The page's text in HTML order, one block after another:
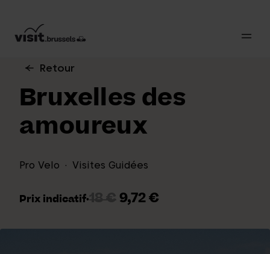
Retour
Bruxelles des
amoureux
Pro Velo Visites Guidées
Prix indicatif· 9,72 €